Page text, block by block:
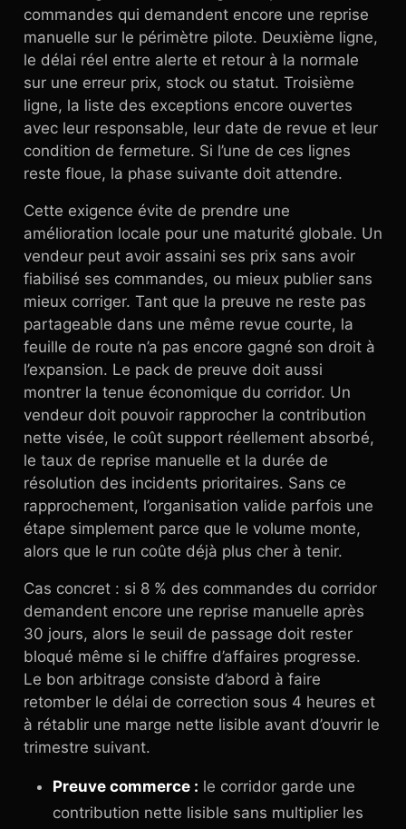
commandes qui demandent encore une reprise
manuelle sur le périmètre pilote. Deuxième ligne,
le délai réel entre alerte et retour à la normale
sur une erreur prix, stock ou statut. Troisième
ligne, la liste des exceptions encore ouvertes
avec leur responsable, leur date de revue et leur
condition de fermeture. Si l’une de ces lignes
reste floue, la phase suivante doit attendre.
Cette exigence évite de prendre une
amélioration locale pour une maturité globale. Un
vendeur peut avoir assaini ses prix sans avoir
fiabilisé ses commandes, ou mieux publier sans
mieux corriger. Tant que la preuve ne reste pas
partageable dans une même revue courte, la
feuille de route n’a pas encore gagné son droit à
l’expansion. Le pack de preuve doit aussi
montrer la tenue économique du corridor. Un
vendeur doit pouvoir rapprocher la contribution
nette visée, le coût support réellement absorbé,
le taux de reprise manuelle et la durée de
résolution des incidents prioritaires. Sans ce
rapprochement, l’organisation valide parfois une
étape simplement parce que le volume monte,
alors que le run coûte déjà plus cher à tenir.
Cas concret : si 8 % des commandes du corridor
demandent encore une reprise manuelle après
30 jours, alors le seuil de passage doit rester
bloqué même si le chiffre d’affaires progresse.
Le bon arbitrage consiste d’abord à faire
retomber le délai de correction sous 4 heures et
à rétablir une marge nette lisible avant d’ouvrir le
trimestre suivant.
Preuve commerce : le corridor garde une
contribution nette lisible sans multiplier les